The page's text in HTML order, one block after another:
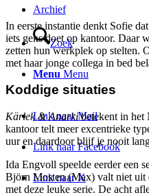
Archief
Zoek
Menu Menu
Link naar Mail
Link naar Facebook
Link naar X
In eerste instantie denkt Sofie
iets geks doet op kantoor. Daar
zetten hun werkplek op stelten.
met haar jonge collega in bed
Koddige situaties
Kärlek & Anarkibetekent in het
kantoor telt meer excentrieke
uur en daardoor blijf je nooit
Ida Engvoll speelde eerder een
Björn Mosten (Max) valt niet uit
met deze leuke serie. De acht